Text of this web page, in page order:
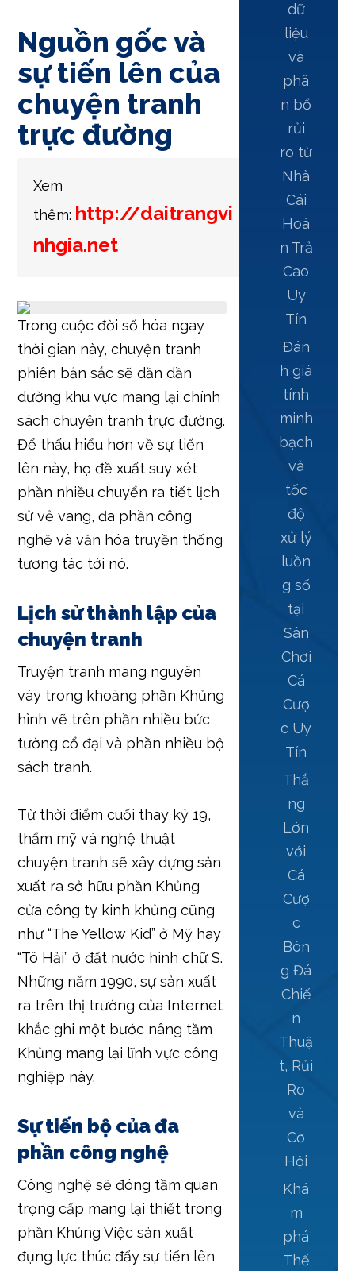
Nguồn gốc và
sự tiến lên của
chuyện tranh
trực đường
Xem
thêm: http://daitrangvi
nhgia.net
Trong cuộc đời số hóa ngay
thời gian này, chuyện tranh
phiên bản sắc sẽ dần dần
dường khu vực mang lại chính
sách chuyện tranh trực đường.
Để thấu hiểu hơn về sự tiến
lên này, họ đề xuất suy xét
phần nhiều chuyển ra tiết lịch
sử vẻ vang, đa phần công
nghệ và văn hóa truyền thống
tương tác tới nó.
Lịch sử thành lập của
chuyện tranh
Truyện tranh mang nguyên
vày trong khoảng phần Khủng
hình vẽ trên phần nhiều bức
tường cổ đại và phần nhiều bộ
sách tranh.
Từ thời điểm cuối thay kỷ 19,
thẩm mỹ và nghệ thuật
chuyện tranh sẽ xây dựng sản
xuất ra sở hữu phần Khủng
cửa công ty kinh khủng cũng
như “The Yellow Kid” ở Mỹ hay
“Tô Hải” ở đất nước hình chữ S.
Những năm 1990, sự sản xuất
ra trên thị trường của Internet
khắc ghi một bước nâng tầm
Khủng mang lại lĩnh vực công
nghiệp này.
Sự tiến bộ của đa
phần công nghệ
Công nghệ sẽ đóng tầm quan
trọng cấp mang lại thiết trong
phần Khủng Việc sản xuất
đụng lực thúc đẩy sự tiến lên
dữ
liệu
và
phâ
n bổ
rủi
ro từ
Nhà
Cái
Hoà
n Trả
Cao
Uy
Tín
Đán
h giá
tính
minh
bạch
và
tốc
độ
xử lý
luồn
g số
tại
Sân
Chơi
Cá
Cượ
c Uy
Tín
Thắ
ng
Lớn
với
Cá
Cượ
c
Bón
g Đá
Chiế
n
Thuậ
t, Rủi
Ro
và
Cơ
Hội
Khá
m
phá
Thế